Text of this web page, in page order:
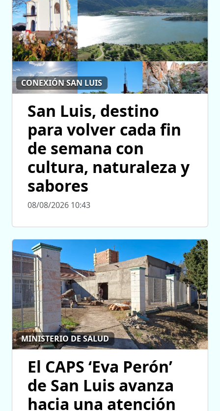
CONEXIÓN SAN LUIS
San Luis, destino
para volver cada fin
de semana con
cultura, naturaleza y
sabores
08/08/2026 10:43
MINISTERIO DE SALUD
El CAPS ‘Eva Perón’
de San Luis avanza
hacia una atención